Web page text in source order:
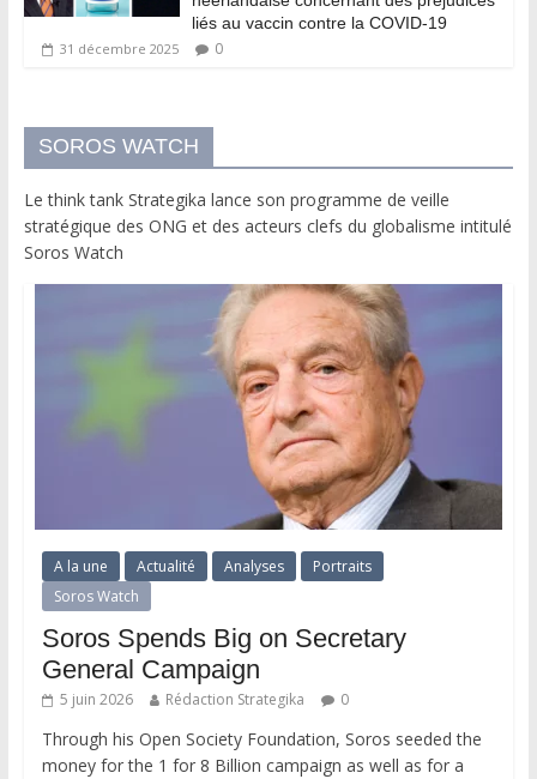
liés au vaccin contre la COVID-19
31 décembre 2025 0
SOROS WATCH
Le think tank Strategika lance son programme de veille
stratégique des ONG et des acteurs clefs du globalisme intitulé
Soros Watch
A la une Actualité Analyses
Portraits
Soros Watch
Soros Spends Big on Secretary
General Campaign
5 juin 2026 Rédaction Strategika 0
Through his Open Society Foundation, Soros seeded the
money for the 1 for 8 Billion campaign as well as for a